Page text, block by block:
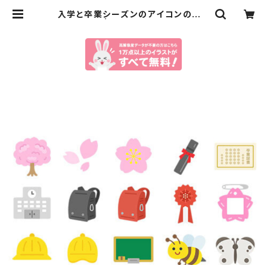
入学と卒業シーズンのアイコンのイラ